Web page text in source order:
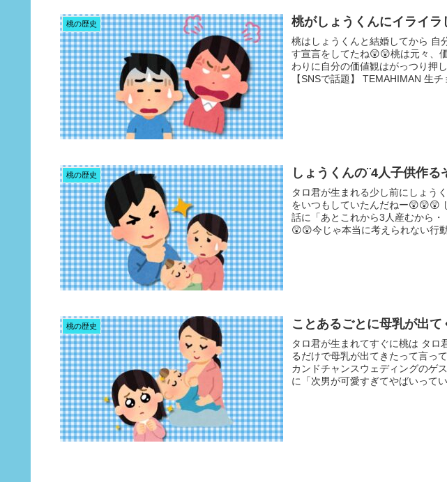
桃の歴史 桃がしょうくんにイライラ
桃はしょうくんと結婚してから 自
す宣言をしてたね😲😲桃は元々、
わりに自分の価値観はがっつり押
【SNSで話題】 TEMAHIMAN 生チ
桃の歴史 しょうくんの¨4人子供作る
タロ君が生まれる少し前にしょう
をいつもしていたんだねー😲😲😲
話に「あとこれから3人産むから
😲😲今じゃ本当に考えられない行
桃の歴史 ことあるごとに母乳が出て
タロ君が生まれてすぐに桃は タロ
るだけで母乳が出てきたって言っ
カンドチャンスウェディングのゲ
に「次男が可愛すぎてやばいって